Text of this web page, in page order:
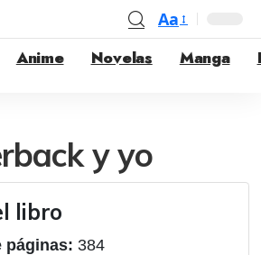
Aa
Anime Novelas Manga
y yo
libro
páginas: 384